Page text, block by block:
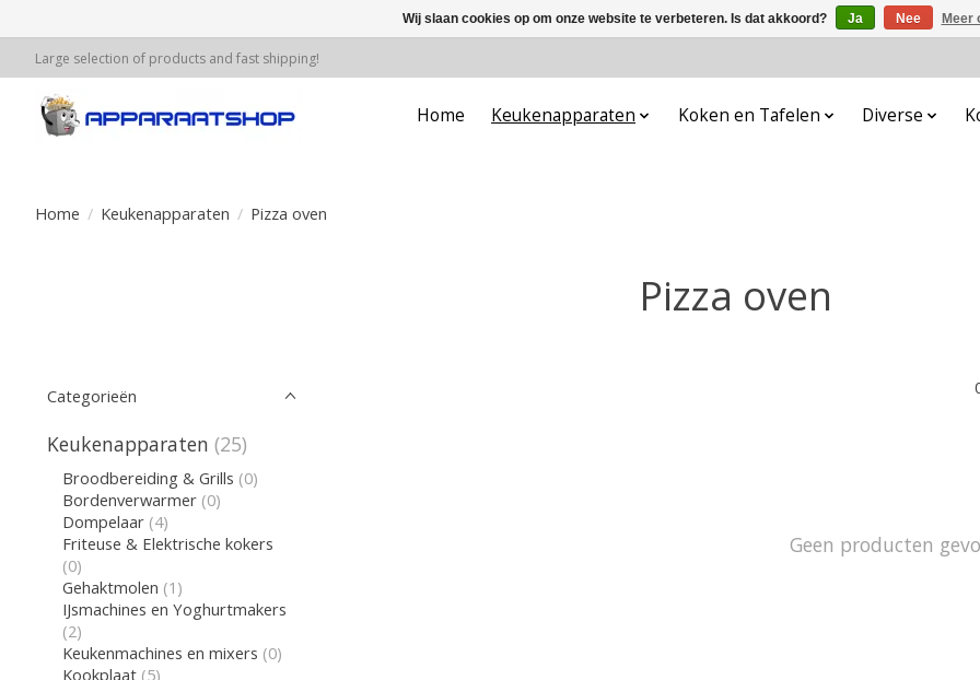
Large selection of products and fast shipping!
Home Keukenapparaten Koken en Tafelen Diverse
Home / Keukenapparaten / Pizza oven
Pizza oven
Categorieën
Keukenapparaten (25)
Broodbereiding & Grills (0)
Bordenverwarmer (0)
Dompelaar (4)
Friteuse & Elektrische kokers
(0)
Gehaktmolen (1)
IJsmachines en Yoghurtmakers
(2)
Keukenmachines en mixers (0)
Kookplaat (5)
Geen producten
Wij slaan cookies op om onze website te verbeteren. Is dat akkoord? Ja Nee Meer